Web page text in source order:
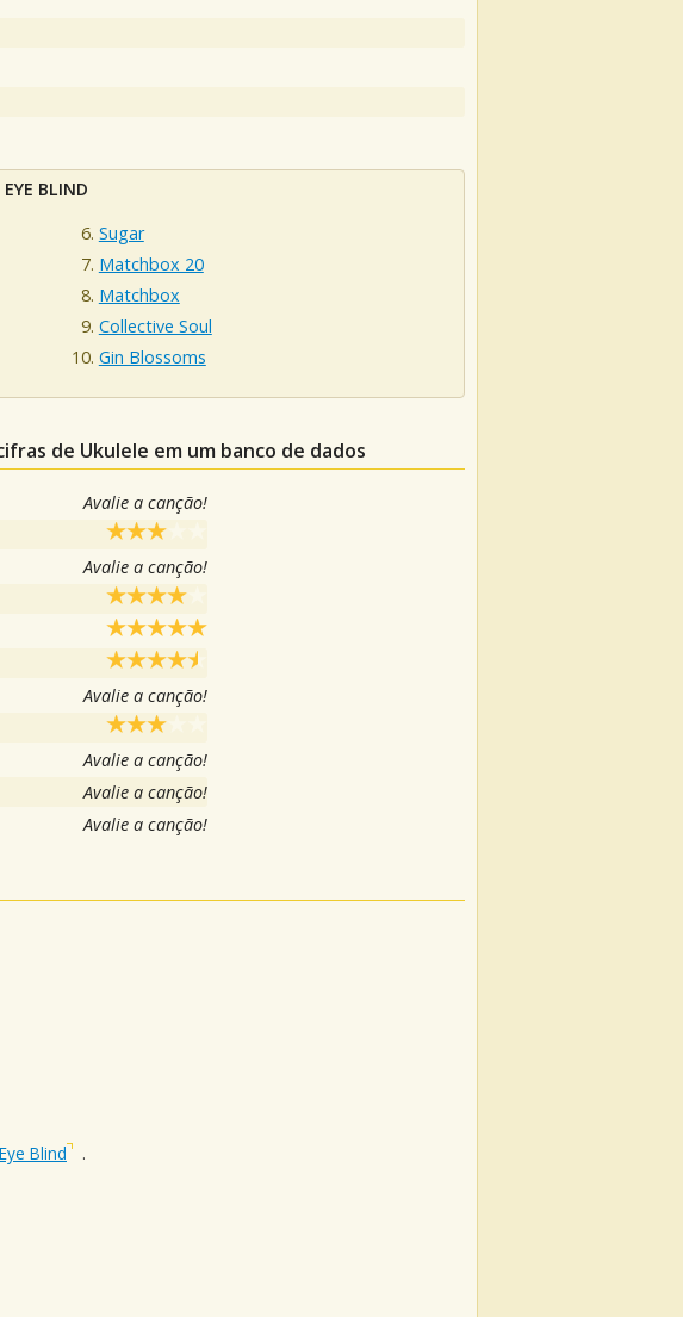
BLIND
Sugar
Matchbox 20
Matchbox
Collective Soul
Gin Blossoms
de Ukulele em um banco de dados
Avalie a canção!
Avalie a canção!
Avalie a canção!
Avalie a canção!
Avalie a canção!
Avalie a canção!
Blind .